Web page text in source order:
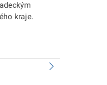
kraje.